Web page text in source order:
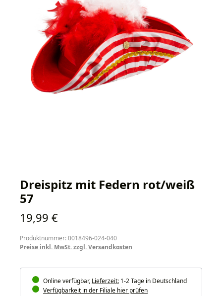
Dreispitz mit Federn rot/weiß
57
Regulärer Preis:
19,99 €
Produktnummer: 0018496-024-040
Preise inkl. MwSt. zzgl. Versandkosten
Online verfügbar, Lieferzeit: 1-2 Tage in Deutschland
Verfügbarkeit in der Filiale hier prüfen